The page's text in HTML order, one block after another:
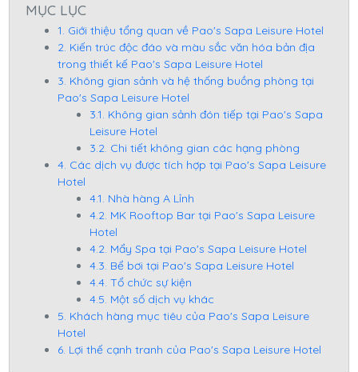
MỤC LỤC
1. Giới thiệu tổng quan về Pao's Sapa Leisure Hotel
2. Kiến trúc độc đáo và màu sắc văn hóa bản địa
trong thiết kế Pao's Sapa Leisure Hotel
3. Không gian sảnh và hệ thống buồng phòng tại
Pao's Sapa Leisure Hotel
3.1. Không gian sảnh đón tiếp tại Pao's Sapa
Leisure Hotel
3.2. Chi tiết không gian các hạng phòng
4. Các dịch vụ được tích hợp tại Pao's Sapa Leisure
Hotel
4.1. Nhà hàng A Lỉnh
4.2. MK Rooftop Bar tại Pao's Sapa Leisure
Hotel
4.2. Mẩy Spa tại Pao's Sapa Leisure Hotel
4.3. Bể bơi tại Pao's Sapa Leisure Hotel
4.4. Tổ chức sự kiện
4.5. Một số dịch vụ khác
5. Khách hàng mục tiêu của Pao's Sapa Leisure
Hotel
6. Lợi thế cạnh tranh của Pao's Sapa Leisure Hotel